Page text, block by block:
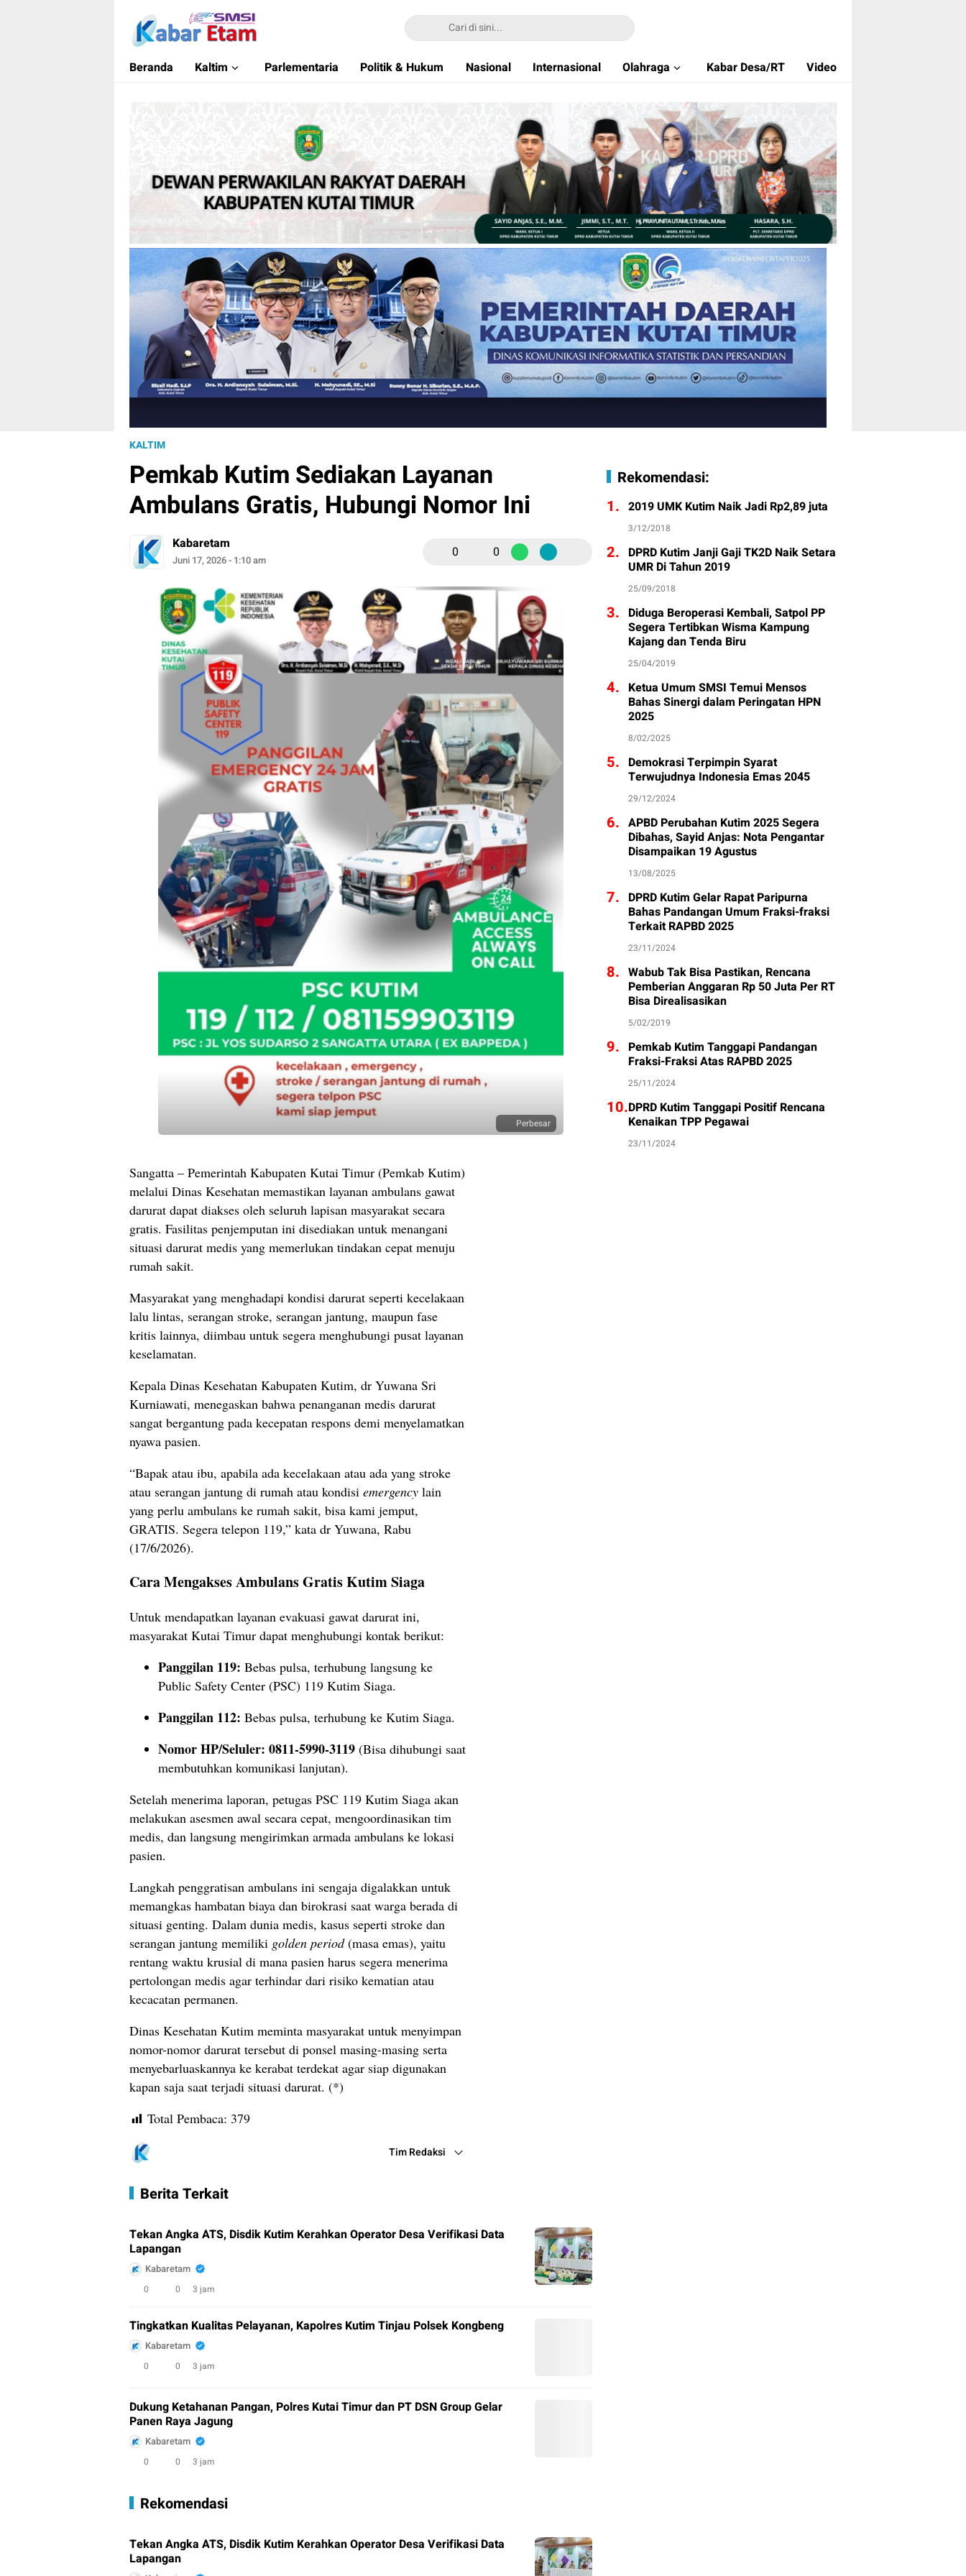
Kabar Etam
Akurat dan Terpercaya
Beranda Kaltim Parlementaria Politik & Hukum Nasional Internasional Olahraga Kabar Desa/RT Video
KALTIM
Pemkab Kutim Sediakan Layanan
Ambulans Gratis, Hubungi Nomor Ini
Kabaretam
Juni 17, 2026 - 1:10 am 0 0
Perbesar
Sangatta – Pemerintah Kabupaten Kutai Timur (Pemkab Kutim)
melalui Dinas Kesehatan memastikan layanan ambulans gawat
darurat dapat diakses oleh seluruh lapisan masyarakat secara
gratis. Fasilitas penjemputan ini disediakan untuk menangani
situasi darurat medis yang memerlukan tindakan cepat menuju
rumah sakit.
Masyarakat yang menghadapi kondisi darurat seperti kecelakaan
lalu lintas, serangan stroke, serangan jantung, maupun fase
kritis lainnya, diimbau untuk segera menghubungi pusat layanan
keselamatan.
Kepala Dinas Kesehatan Kabupaten Kutim, dr Yuwana Sri
Kurniawati, menegaskan bahwa penanganan medis darurat
sangat bergantung pada kecepatan respons demi menyelamatkan
nyawa pasien.
“Bapak atau ibu, apabila ada kecelakaan atau ada yang stroke
atau serangan jantung di rumah atau kondisi emergency lain
yang perlu ambulans ke rumah sakit, bisa kami jemput,
GRATIS. Segera telepon 119,” kata dr Yuwana, Rabu
(17/6/2026).
Cara Mengakses Ambulans Gratis Kutim Siaga
Untuk mendapatkan layanan evakuasi gawat darurat ini,
masyarakat Kutai Timur dapat menghubungi kontak berikut:
Panggilan 119: Bebas pulsa, terhubung langsung ke
Public Safety Center (PSC) 119 Kutim Siaga.
Panggilan 112: Bebas pulsa, terhubung ke Kutim Siaga.
Nomor HP/Seluler: 0811-5990-3119 (Bisa dihubungi saat
membutuhkan komunikasi lanjutan).
Setelah menerima laporan, petugas PSC 119 Kutim Siaga akan
melakukan asesmen awal secara cepat, mengoordinasikan tim
medis, dan langsung mengirimkan armada ambulans ke lokasi
pasien.
Langkah penggratisan ambulans ini sengaja digalakkan untuk
memangkas hambatan biaya dan birokrasi saat warga berada di
situasi genting. Dalam dunia medis, kasus seperti stroke dan
serangan jantung memiliki golden period(masa emas), yaitu
rentang waktu krusial di mana pasien harus segera menerima
pertolongan medis agar terhindar dari risiko kematian atau
kecacatan permanen.
Dinas Kesehatan Kutim meminta masyarakat untuk menyimpan
nomor-nomor darurat tersebut di ponsel masing-masing serta
menyebarluaskannya ke kerabat terdekat agar siap digunakan
kapan saja saat terjadi situasi darurat. (*)
Total Pembaca: 379
Tim Redaksi
Berita Terkait
Tekan Angka ATS, Disdik Kutim Kerahkan Operator Desa Verifikasi Data
Lapangan
Kabaretam
0 0 3 jam
Tingkatkan Kualitas Pelayanan, Kapolres Kutim Tinjau Polsek Kongbeng
Kabaretam
0 0 3 jam
Dukung Ketahanan Pangan, Polres Kutai Timur dan PT DSN Group Gelar
Panen Raya Jagung
Kabaretam
0 0 3 jam
Rekomendasi
Tekan Angka ATS, Disdik Kutim Kerahkan Operator Desa Verifikasi Data
Lapangan
Rekomendasi:
1. 2019 UMK Kutim Naik Jadi Rp2,89 juta
3/12/2018
2. DPRD Kutim Janji Gaji TK2D Naik Setara
UMR Di Tahun 2019
25/09/2018
3. Diduga Beroperasi Kembali, Satpol PP
Segera Tertibkan Wisma Kampung
Kajang dan Tenda Biru
25/04/2019
4. Ketua Umum SMSI Temui Mensos
Bahas Sinergi dalam Peringatan HPN
2025
8/02/2025
5. Demokrasi Terpimpin Syarat
Terwujudnya Indonesia Emas 2045
29/12/2024
6. APBD Perubahan Kutim 2025 Segera
Dibahas, Sayid Anjas: Nota Pengantar
Disampaikan 19 Agustus
13/08/2025
7. DPRD Kutim Gelar Rapat Paripurna
Bahas Pandangan Umum Fraksi-fraksi
Terkait RAPBD 2025
23/11/2024
8. Wabub Tak Bisa Pastikan, Rencana
Pemberian Anggaran Rp 50 Juta Per RT
Bisa Direalisasikan
5/02/2019
9. Pemkab Kutim Tanggapi Pandangan
Fraksi-Fraksi Atas RAPBD 2025
25/11/2024
10.DPRD Kutim Tanggapi Positif Rencana
Kenaikan TPP Pegawai
23/11/2024